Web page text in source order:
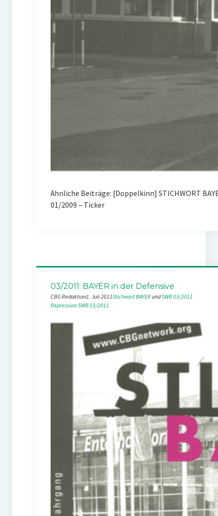
Ähnliche Beiträge: [Doppelkinn] STICHWORT
01/2009 – Ticker
03/2011: BAYER in der Defensive
CBG Redaktion1. Juli 2011Stichwort BAYER und SWB 03/2011
RepressionSWB 03/2011